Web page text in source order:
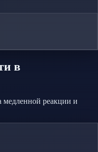
в
медленной реакции и